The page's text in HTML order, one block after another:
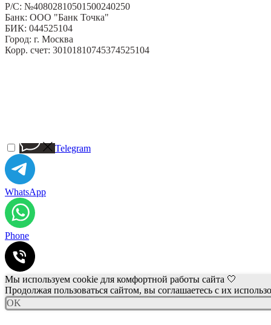
Р/С: №40802810501500240250
Банк: ООО "Банк Точка"
БИК: 044525104
Город: г. Москва
Корр. счет: 30101810745374525104
Telegram
WhatsApp
Phone
Мы используем cookie для комфортной работы сайта 🤍
Продолжая пользоваться сайтом, вы соглашаетесь с их
OK